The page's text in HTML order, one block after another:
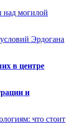
над могилой
Эрдогана
в центре
и
что стоит